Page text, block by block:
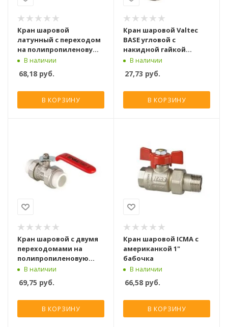
Кран шаровой
латунный с переходом
на полипропиленовую
трубу Valtec 32х1 вн. р.
(с полусгоном)
В наличии
68,18 руб.
В КОРЗИНУ
Кран шаровой Valtec
BASE угловой с
накидной гайкой
1/2"х3/4" нар.-вн.
В наличии
27,73 руб.
В КОРЗИНУ
Кран шаровой с двумя
переходомами на
полипропиленовую
трубу Valtec 32 мм
В наличии
69,75 руб.
В КОРЗИНУ
Кран шаровой ICMA с
американкой 1"
бабочка
В наличии
66,58 руб.
В КОРЗИНУ